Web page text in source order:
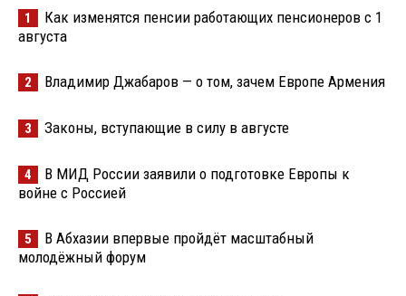
1
Как изменятся пенсии работающих пенсионеров с 1
августа
2 Владимир Джабаров — о том, зачем Европе Армения
3 Законы, вступающие в силу в августе
4
В МИД России заявили о подготовке Европы к
войне с Россией
5
В Абхазии впервые пройдёт масштабный
молодёжный форум